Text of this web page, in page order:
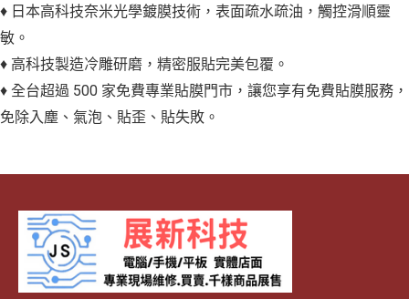
♦ 日本高科技奈米光學鍍膜技術，表面疏水疏油，觸控滑順靈
敏。
♦ 高科技製造冷雕研磨，精密服貼完美包覆。
♦ 全台超過 500 家免費專業貼膜門市，讓您享有免費貼膜服務，
免除入塵、氣泡、貼歪、貼失敗。